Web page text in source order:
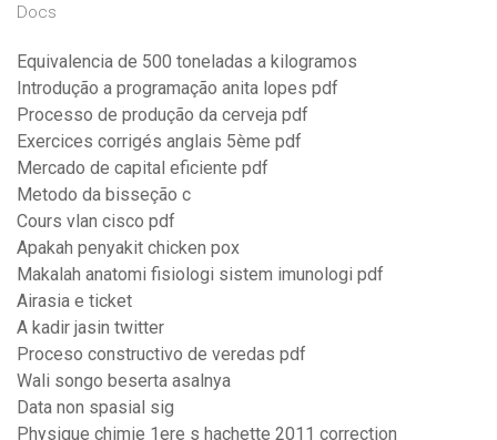
Docs
Equivalencia de 500 toneladas a kilogramos
Introdução a programação anita lopes pdf
Processo de produção da cerveja pdf
Exercices corrigés anglais 5ème pdf
Mercado de capital eficiente pdf
Metodo da bisseção c
Cours vlan cisco pdf
Apakah penyakit chicken pox
Makalah anatomi fisiologi sistem imunologi pdf
Airasia e ticket
A kadir jasin twitter
Proceso constructivo de veredas pdf
Wali songo beserta asalnya
Data non spasial sig
Physique chimie 1ere s hachette 2011 correction